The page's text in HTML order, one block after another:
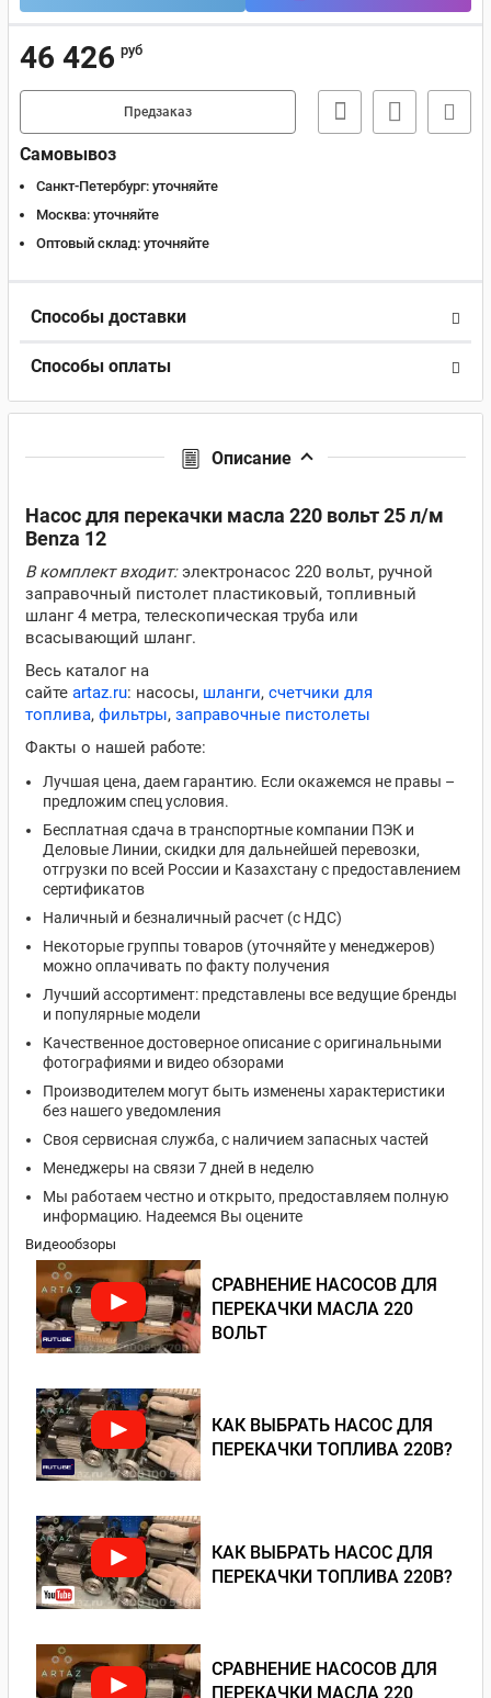
46 426 руб
Предзаказ
Самовывоз
Санкт-Петербург: уточняйте
Москва: уточняйте
Оптовый склад: уточняйте
Способы доставки
Способы оплаты
Описание
Насос для перекачки масла 220 вольт 25 л/м
Benza 12
В комплект входит:электронасос 220 вольт, ручной
заправочный пистолет пластиковый, топливный
шланг 4 метра, телескопическая труба или
всасывающий шланг.
Весь каталог на
сайте artaz.ru: насосы, шланги, счетчики для
топлива, фильтры, заправочные пистолеты
Факты о нашей работе:
Лучшая цена, даем гарантию. Если окажемся не правы –
предложим спец условия.
Бесплатная сдача в транспортные компании ПЭК и
Деловые Линии, скидки для дальнейшей перевозки,
отгрузки по всей России и Казахстану с предоставлением
сертификатов
Наличный и безналичный расчет (с НДС)
Некоторые группы товаров (уточняйте у менеджеров)
можно оплачивать по факту получения
Лучший ассортимент: представлены все ведущие бренды
и популярные модели
Качественное достоверное описание с оригинальными
фотографиями и видео обзорами
Производителем могут быть изменены характеристики
без нашего уведомления
Своя сервисная служба, с наличием запасных частей
Менеджеры на связи 7 дней в неделю
Мы работаем честно и открыто, предоставляем полную
информацию. Надеемся Вы оцените
Видеообзоры
СРАВНЕНИЕ НАСОСОВ ДЛЯ
ПЕРЕКАЧКИ МАСЛА 220
ВОЛЬТ
КАК ВЫБРАТЬ НАСОС ДЛЯ
ПЕРЕКАЧКИ ТОПЛИВА 220В?
КАК ВЫБРАТЬ НАСОС ДЛЯ
ПЕРЕКАЧКИ ТОПЛИВА 220В?
СРАВНЕНИЕ НАСОСОВ ДЛЯ
ПЕРЕКАЧКИ МАСЛА 220